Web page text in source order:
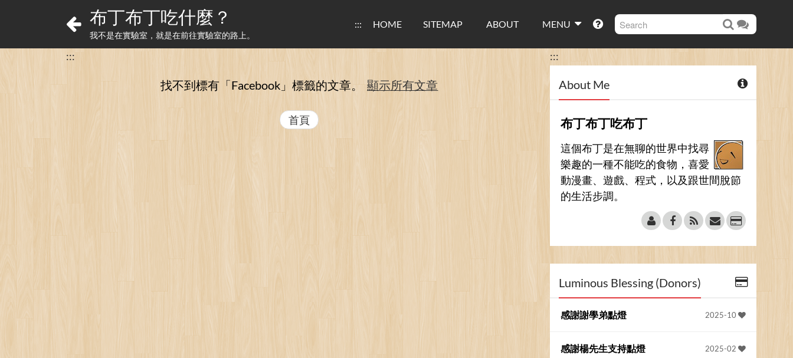
布丁布丁吃什麼？
我不是在實驗室，就是在前往實驗室的路上。
::: HOME SITEMAP ABOUT MENU
:::
找不到標有「Facebook」 標籤的文章。 顯示所有文章
首頁
:::
About Me
布丁布丁吃布丁
這個布丁是在無聊的世界中找尋
樂趣的一種不能吃的食物，喜愛
動漫畫、遊戲、程式，以及跟世間脫節
的生活步調。
Luminous Blessing (Donors)
2025-10
感謝謝學弟點燈
2025-02
感謝楊先生支持點燈